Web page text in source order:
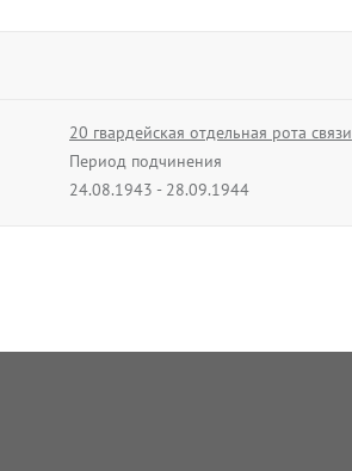
20 гвардейская отдельная рота связи
Период подчинения
24.08.1943 - 28.09.1944